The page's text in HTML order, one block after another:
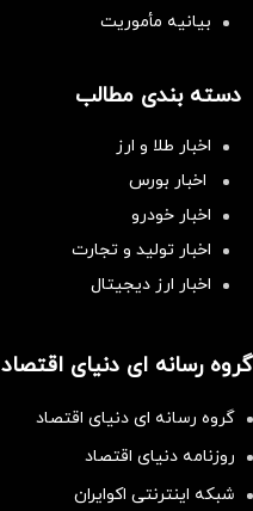
بیانیه مأموریت
دسته بندی مطالب
اخبار طلا و ارز
اخبار بورس
اخبار خودرو
اخبار تولید و تجارت
اخبار ارز دیجیتال
گروه رسانه ای دنیای اقتصاد
گروه رسانه ای دنیای اقتصاد
روزنامه دنیای اقتصاد
شبکه اینترنتی اکوایران